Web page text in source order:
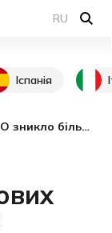
RU
Іспанія
З програми житлових ваучерів для ВПО зникло більше 7 млрд гривень